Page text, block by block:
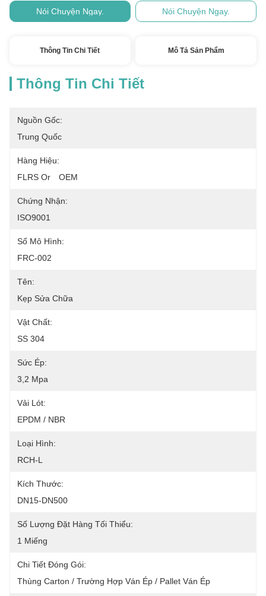
Nói Chuyện Ngay. Nói Chuyện Ngay.
Thông Tin Chi Tiết Mô Tả Sản Phẩm
Thông Tin Chi Tiết
Nguồn Gốc:
Trung Quốc
Hàng Hiệu:
FLRS Or　OEM
Chứng Nhận:
ISO9001
Số Mô Hình:
FRC-002
Tên:
Kẹp Sửa Chữa
Vật Chất:
SS 304
Sức Ép:
3,2 Mpa
Vải Lót:
EPDM / NBR
Loại Hình:
RCH-L
Kích Thước:
DN15-DN500
Số Lượng Đặt Hàng Tối Thiểu:
1 Miếng
Chi Tiết Đóng Gói:
Thùng Carton / Trường Hợp Ván Ép / Pallet Ván Ép